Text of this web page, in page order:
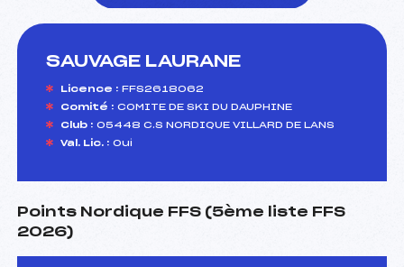
SAUVAGE LAURANE
Licence : FFS2618062
Comité : COMITE DE SKI DU DAUPHINE
Club : 05448 C.S NORDIQUE VILLARD DE LANS
Val. Lic. : Oui
Points Nordique FFS (5ème liste FFS
2026)